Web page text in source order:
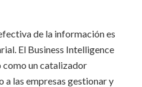
de la información es
El Business Intelligence
como un catalizador
las empresas gestionar y